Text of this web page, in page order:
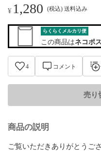
¥ 1,280 (税込) 送料込み
らくらくメルカリ便
この商品はネコポス
4 コメント
売り
商品の説明
ご覧いただきありがとうご